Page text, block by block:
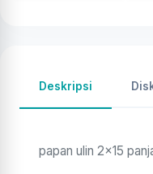
Deskripsi
papan ulin 2x15